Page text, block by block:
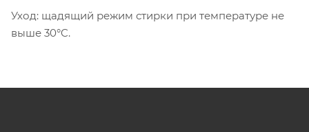
Уход: щадящий режим стирки при температуре не
выше 30°C.